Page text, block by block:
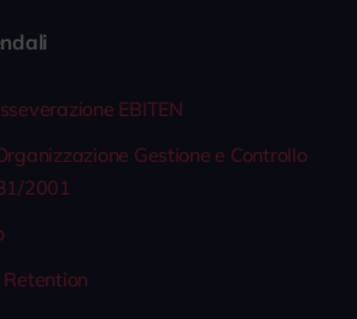
EBITEN
Gestione e Controllo
2001